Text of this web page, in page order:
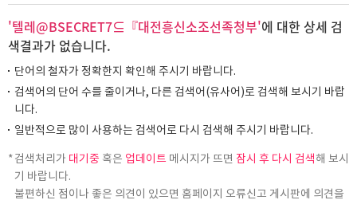
'텔레@BSECRET7⊆『대전흥신소조선족청부'에 대한 상세 검
색결과가 없습니다.
단어의 철자가 정확한지 확인해 주시기 바랍니다.
검색어의 단어 수를 줄이거나, 다른 검색어(유사어)로 검색해 보시기 바랍
니다.
일반적으로 많이 사용하는 검색어로 다시 검색해 주시기 바랍니다.
검색처리가 대기중 혹은 업데이트 메시지가 뜨면 잠시 후 다시 검색해 보시
기 바랍니다.
불편하신 점이나 좋은 의견이 있으면 홈페이지 오류신고 게시판에 의견을